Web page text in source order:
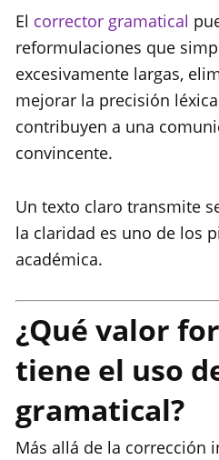
El corrector gramatical
reformulaciones que
excesivamente largas,
mejorar la precisión
contribuyen a una
convincente.
Un texto claro transmite
la claridad es uno de los
académica.
¿Qué valor
tiene el uso
gramatical?
Más allá de la corrección